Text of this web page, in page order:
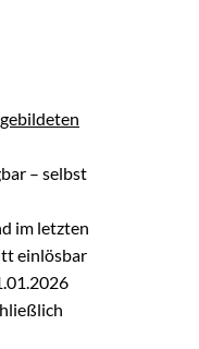
– selbst
im letzten
einlösbar